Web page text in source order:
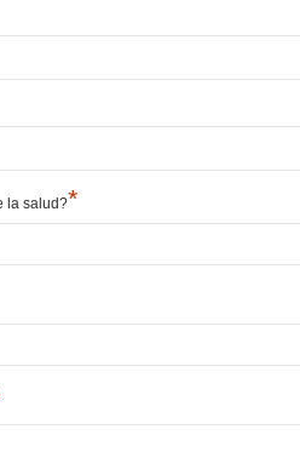
la salud?*